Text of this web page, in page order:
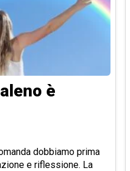
è
dobbiamo prima
e riflessione. La